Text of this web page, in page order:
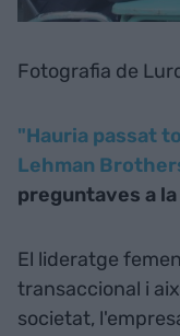
Fotografia de
"Hauria passat
Lehman
preguntaves a la
El lideratge
transaccional i
societat,